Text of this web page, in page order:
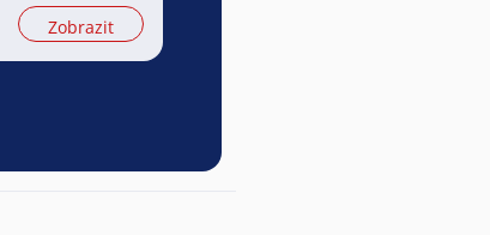
Zobrazit